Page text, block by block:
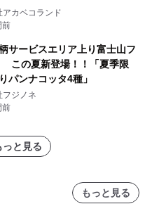
アカベコランド
前
サービスエリア上り富士山フ
この夏新登場！！「夏季限
パンナコッタ4種」
フジノネ
前
と見る
もっと見る